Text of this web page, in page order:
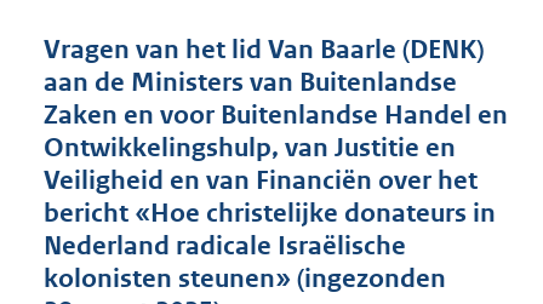
n
d
s
g
r
o
t
t
:
Vragen van het lid Van Baarle (DENK)
aan de Ministers van Buitenlandse
Zaken en voor Buitenlandse Handel en
Ontwikkelingshulp, van Justitie en
Veiligheid en van Financiën over het
bericht «Hoe christelijke donateurs in
Nederland radicale Israëlische
kolonisten steunen» (ingezonden